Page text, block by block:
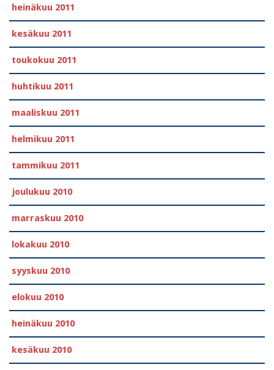
heinäkuu 2011
kesäkuu 2011
toukokuu 2011
huhtikuu 2011
maaliskuu 2011
helmikuu 2011
tammikuu 2011
joulukuu 2010
marraskuu 2010
lokakuu 2010
syyskuu 2010
elokuu 2010
heinäkuu 2010
kesäkuu 2010